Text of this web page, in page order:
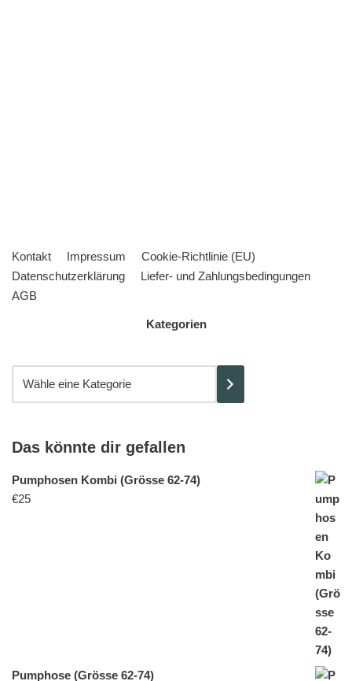
Kontakt Impressum
Cookie-Richtlinie (EU)
Datenschutzerklärung
Liefer- und Zahlungsbedingungen
AGB
Kategorien
Das könnte dir gefallen
Pumphosen Kombi (Grösse 62-74)
€25
Pumphose (Grösse 62-74)